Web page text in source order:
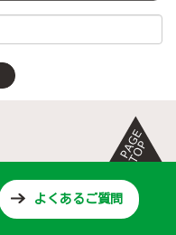
リック - リンクとテキス
よくあるご質問